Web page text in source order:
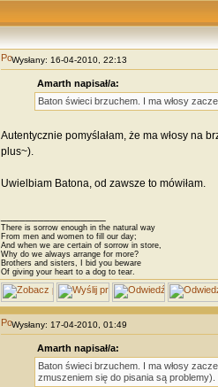
Wysłany: 16-04-2010, 22:13
Amarth napisał/a:
Baton świeci brzuchem. I ma włosy
Autentycznie pomyślałam, że ma włosy na
plus~).
Uwielbiam Batona, od zawsze to mówiłam.
There is sorrow enough in the natural way
From men and women to fill our day;
And when we are certain of sorrow in store,
Why do we always arrange for more?
Brothers and sisters, I bid you beware
Of giving your heart to a dog to tear.
Wysłany: 17-04-2010, 01:49
Amarth napisał/a:
Baton świeci brzuchem. I ma włosy
zmuszeniem się do pisania są problemy).